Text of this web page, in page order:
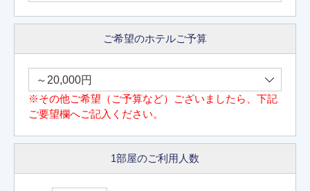
ご希望のホテルご予算
※その他ご希望（ご予算など）ございましたら、下記
ご要望欄へご記入ください。
1部屋のご利用人数